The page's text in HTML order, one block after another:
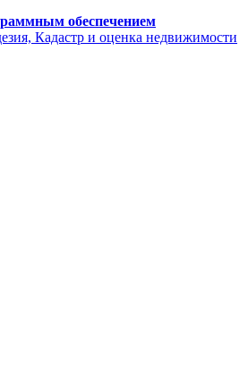
обеспечением
Кадастр и оценка недвижимости